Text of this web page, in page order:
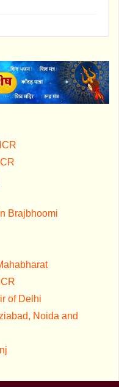
Brajbhoomi
of Delhi
Noida and